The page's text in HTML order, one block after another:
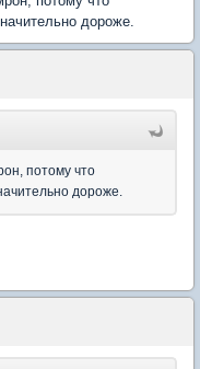
дороже.
потому что
дороже.